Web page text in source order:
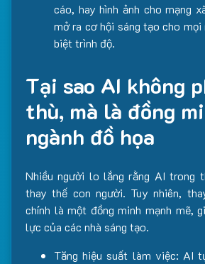
cáo, hay hình ảnh cho mạng
mở ra cơ hội sáng tạo cho mọi
biệt trình độ.
Tại sao AI không
thù, mà là đồng
ngành đồ họa
Nhiều người lo lắng rằng AI trong
thay thế con người. Tuy nhiên,
chính là một đồng minh mạnh mẽ,
lực của các nhà sáng tạo.
Tăng hiệu suất làm việc: AI